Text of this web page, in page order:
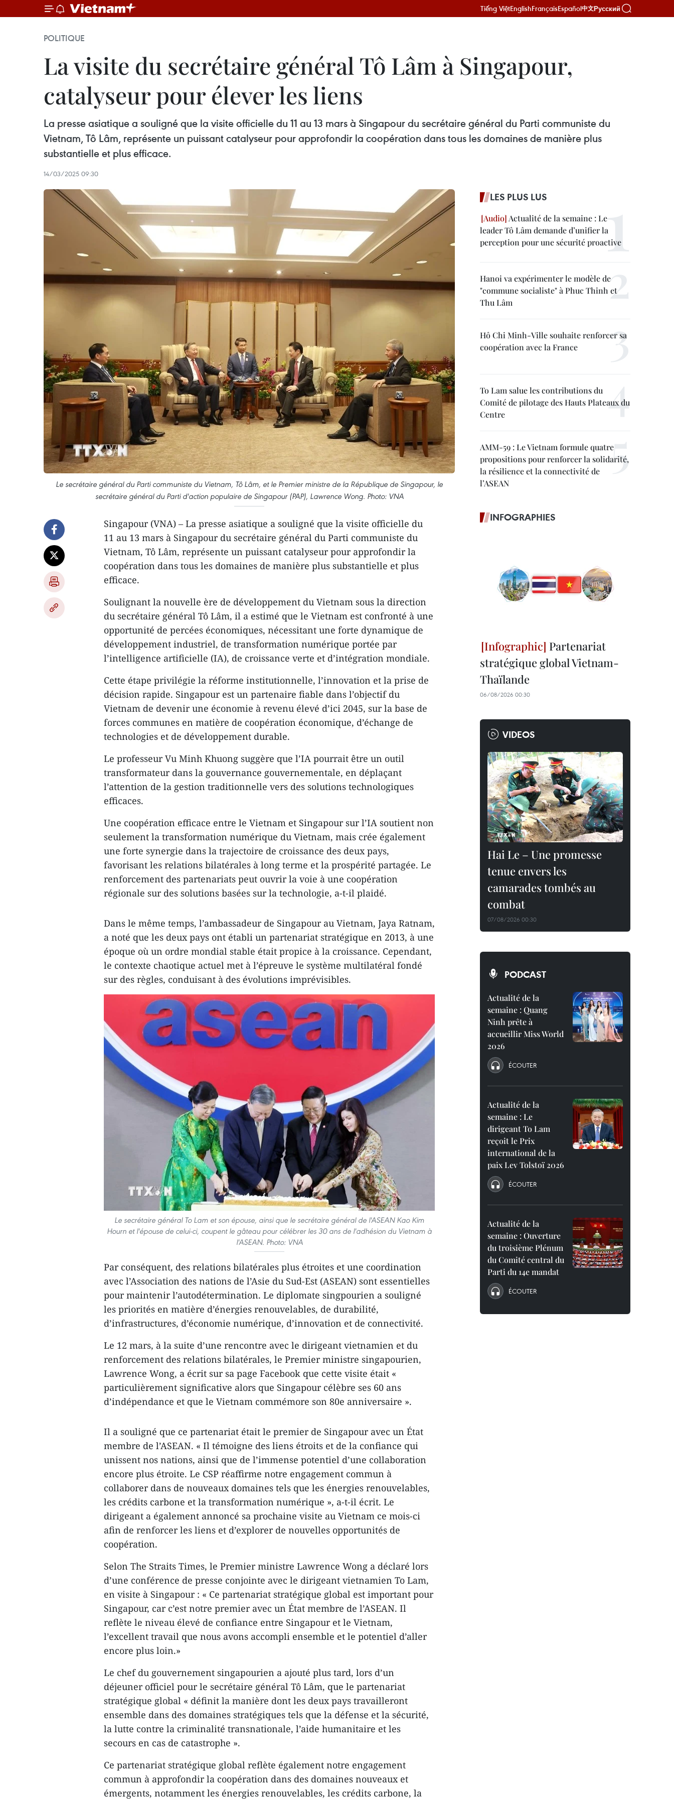
Tiếng ViệtEnglishFrançaisEspañol中文Русский
POLITIQUE
La visite du secrétaire général Tô Lâm à Singapour,
catalyseur pour élever les liens
La presse asiatique a souligné que la visite officielle du 11 au 13 mars à Singapour du secrétaire général du Parti communiste du
Vietnam, Tô Lâm, représente un puissant catalyseur pour approfondir la coopération dans tous les domaines de manière plus
substantielle et plus efficace.
14/03/2025 09:30
Le secrétaire général du Parti communiste du Vietnam, Tô Lâm, et le Premier ministre de la République de Singapour, le
secrétaire général du Parti d'action populaire de Singapour (PAP), Lawrence Wong. Photo: VNA
Singapour (VNA) – La presse asiatique a souligné que la visite officielle du
11 au 13 mars à Singapour du secrétaire général du Parti communiste du
Vietnam, Tô Lâm, représente un puissant catalyseur pour approfondir la
coopération dans tous les domaines de manière plus substantielle et plus
efficace.
Soulignant la nouvelle ère de développement du Vietnam sous la direction
du secrétaire général Tô Lâm, il a estimé que le Vietnam est confronté à une
opportunité de percées économiques, nécessitant une forte dynamique de
développement industriel, de transformation numérique portée par
l’intelligence artificielle (IA), de croissance verte et d’intégration mondiale.
Cette étape privilégie la réforme institutionnelle, l’innovation et la prise de
décision rapide. Singapour est un partenaire fiable dans l’objectif du
Vietnam de devenir une économie à revenu élevé d’ici 2045, sur la base de
forces communes en matière de coopération économique, d’échange de
technologies et de développement durable.
Le professeur Vu Minh Khuong suggère que l’IA pourrait être un outil
transformateur dans la gouvernance gouvernementale, en déplaçant
l’attention de la gestion traditionnelle vers des solutions technologiques
efficaces.
Une coopération efficace entre le Vietnam et Singapour sur l’IA soutient non
seulement la transformation numérique du Vietnam, mais crée également
une forte synergie dans la trajectoire de croissance des deux pays,
favorisant les relations bilatérales à long terme et la prospérité partagée. Le
renforcement des partenariats peut ouvrir la voie à une coopération
régionale sur des solutions basées sur la technologie, a-t-il plaidé.
Dans le même temps, l’ambassadeur de Singapour au Vietnam, Jaya Ratnam,
a noté que les deux pays ont établi un partenariat stratégique en 2013, à une
époque où un ordre mondial stable était propice à la croissance. Cependant,
le contexte chaotique actuel met à l’épreuve le système multilatéral fondé
sur des règles, conduisant à des évolutions imprévisibles.
Le secrétaire général To Lam et son épouse, ainsi que le secrétaire général de l'ASEAN Kao Kim
Hourn et l'épouse de celui-ci, coupent le gâteau pour célébrer les 30 ans de l'adhésion du Vietnam à
l'ASEAN. Photo: VNA
Par conséquent, des relations bilatérales plus étroites et une coordination
avec l’Association des nations de l’Asie du Sud-Est (ASEAN) sont essentielles
pour maintenir l’autodétermination. Le diplomate singpourien a souligné
les priorités en matière d’énergies renouvelables, de durabilité,
d’infrastructures, d’économie numérique, d’innovation et de connectivité.
Le 12 mars, à la suite d’une rencontre avec le dirigeant vietnamien et du
renforcement des relations bilatérales, le Premier ministre singapourien,
Lawrence Wong, a écrit sur sa page Facebook que cette visite était «
particulièrement significative alors que Singapour célèbre ses 60 ans
d’indépendance et que le Vietnam commémore son 80e anniversaire ».
Il a souligné que ce partenariat était le premier de Singapour avec un État
membre de l’ASEAN. « Il témoigne des liens étroits et de la confiance qui
unissent nos nations, ainsi que de l’immense potentiel d’une collaboration
encore plus étroite. Le CSP réaffirme notre engagement commun à
collaborer dans de nouveaux domaines tels que les énergies renouvelables,
les crédits carbone et la transformation numérique », a-t-il écrit. Le
dirigeant a également annoncé sa prochaine visite au Vietnam ce mois-ci
afin de renforcer les liens et d’explorer de nouvelles opportunités de
coopération.
Selon The Straits Times, le Premier ministre Lawrence Wong a déclaré lors
d’une conférence de presse conjointe avec le dirigeant vietnamien To Lam,
en visite à Singapour : « Ce partenariat stratégique global est important pour
Singapour, car c’est notre premier avec un État membre de l’ASEAN. Il
reflète le niveau élevé de confiance entre Singapour et le Vietnam,
l’excellent travail que nous avons accompli ensemble et le potentiel d’aller
encore plus loin.»
Le chef du gouvernement singapourien a ajouté plus tard, lors d’un
déjeuner officiel pour le secrétaire général Tô Lâm, que le partenariat
stratégique global « définit la manière dont les deux pays travailleront
ensemble dans des domaines stratégiques tels que la défense et la sécurité,
la lutte contre la criminalité transnationale, l’aide humanitaire et les
secours en cas de catastrophe ».
Ce partenariat stratégique global reflète également notre engagement
commun à approfondir la coopération dans des domaines nouveaux et
émergents, notamment les énergies renouvelables, les crédits carbone, la
LES PLUS LUS
Actualité de la semaine : Le
leader Tô Lâm demande d’unifier la
perception pour une sécurité proactive
Hanoi va expérimenter le modèle de
"commune socialiste" à Phuc Thinh et
Thu Lâm
Hô Chi Minh-Ville souhaite renforcer sa
coopération avec la France
To Lam salue les contributions du
Comité de pilotage des Hauts Plateaux du
Centre
AMM-59 : Le Vietnam formule quatre
propositions pour renforcer la solidarité,
la résilience et la connectivité de
l’ASEAN
INFOGRAPHIES
Partenariat
stratégique global Vietnam-
Thaïlande
06/08/2026 00:30
VIDEOS
Hai Le – Une promesse
tenue envers les
camarades tombés au
combat
07/08/2026 00:30
PODCAST
Actualité de la
semaine : Quang
Ninh prête à
accueillir Miss World
2026
ÉCOUTER
Actualité de la
semaine : Le
dirigeant To Lam
reçoit le Prix
international de la
paix Lev Tolstoï 2026
ÉCOUTER
Actualité de la
semaine : Ouverture
du troisième Plénum
du Comité central du
Parti du 14e mandat
ÉCOUTER